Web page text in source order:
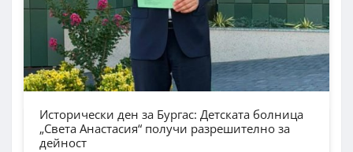
Исторически ден за Бургас: Детската болница
„Света Анастасия“ получи разрешително за
дейност